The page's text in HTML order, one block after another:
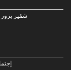
شقير